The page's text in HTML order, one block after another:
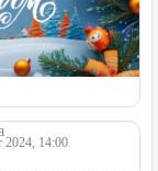
2024, 14:00